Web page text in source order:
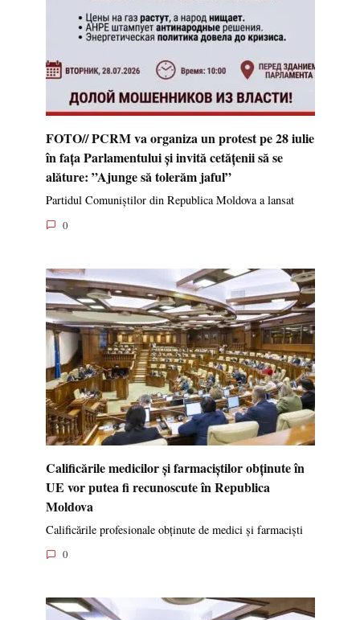
FOTO// PCRM va organiza un protest pe 28 iulie
în fața Parlamentului și invită cetățenii să se
alăture: ”Ajunge să tolerăm jaful”
Partidul Comuniștilor din Republica Moldova a lansat
0
Calificările medicilor și farmaciștilor obținute în
UE vor putea fi recunoscute în Republica
Moldova
Calificările profesionale obținute de medici și farmaciști
0